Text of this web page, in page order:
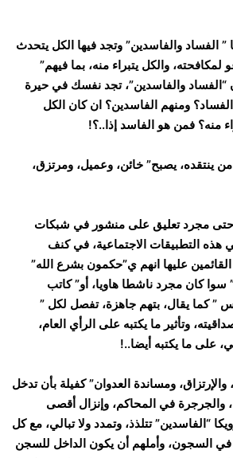
” الفساد والفاسدين” وتجد فيها الكل يتحدث
والكل يتبراء منه، بما فيهم”
“الفساد والفاسدين”، تجد نفسك في حيرة
ومنهم الفاسدين؟ ان كان الكل
منه؟ فمن هو الفاسد إذا..؟!
ينتقده، يصبح” خائن، وعميل، ومرتزق،
حتى مجرد تعليق على منشور في شبكات
هذه التطبيقات الاجتماعية، في كنف
عليها انهم ي”حكمون بشرع الله”
كان مجرد ناشطا هاويا، أو” كاتب
كما يقال، بتهم جاهزة، تفصل لكل ”
وتأثير ما يكتبه على الرأي العام،
على ما يكتبه أيضا..!
والإرتزاق، ومساندة العدوان” كفيلة بأن تدخل
والجرجرة في المحاكم، وإنزال أقصى
“الفاسدين” تتلذذ، وتمدد ولا تبالي، مع كل
في السجون، وأملهم أن يكون الداخل للسجن